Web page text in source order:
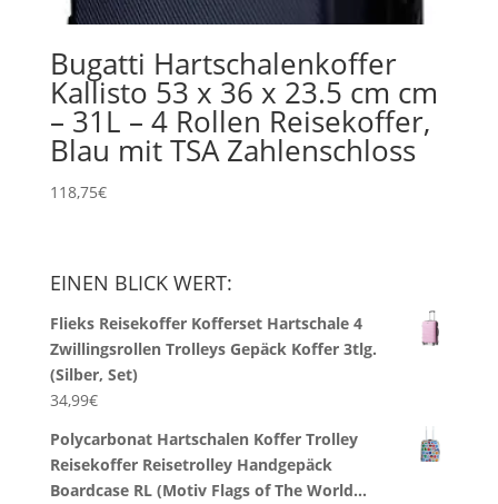
Bugatti Hartschalenkoffer
Kallisto 53 x 36 x 23.5 cm cm
– 31L – 4 Rollen Reisekoffer,
Blau mit TSA Zahlenschloss
118,75€
EINEN BLICK WERT:
Flieks Reisekoffer Kofferset Hartschale 4
Zwillingsrollen Trolleys Gepäck Koffer 3tlg.
(Silber, Set)
34,99€
Polycarbonat Hartschalen Koffer Trolley
Reisekoffer Reisetrolley Handgepäck
Boardcase RL (Motiv Flags of The World…